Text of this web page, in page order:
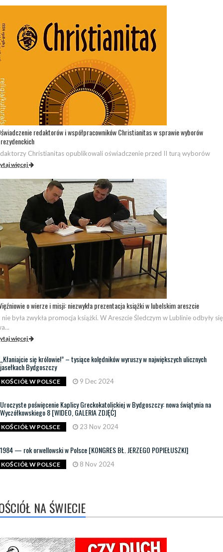
redaktorów i współpracowników Christianitas w sprawie wyborów
Christianitas opublikowali oświadczenie przed II turą wyborów
więcej
o wierze i misji: niezwykła prezentacja książki w lubelskim areszcie
nie była zwykła promocja książki. W Areszcie Śledczym w Lublinie odbyły się
więcej
„Kłaniajcie się królowie!” – tysiące kolędników wyruszy w największych ulicznych
jasełkach Bydgoszczy
KOŚCIÓŁ W POLSCE 9 Dec 2024
Uroczyste poświęcenie Kaplicy Greckokatolickiej w Bydgoszczy: nowa świątynia na
Wyczółkowskiego 8 [WIDEO, GALERIA ZDJĘĆ]
KOŚCIÓŁ W POLSCE 23 Nov 2024
1984 — rok orwellowski w Polsce [KONGRES BŁ. JERZEGO POPIEŁUSZKI]
KOŚCIÓŁ W POLSCE 8 Nov 2024
NA ŚWIECIE